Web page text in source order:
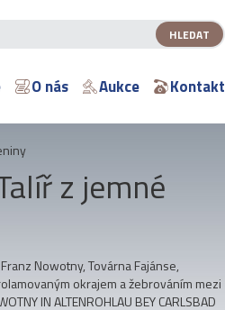
O nás Aukce Kontakt
z jemné
Nowotny, Továrna Fajánse,
okrajem a žebrováním mezi
IN ALTENROHLAU BEY CARLSBAD